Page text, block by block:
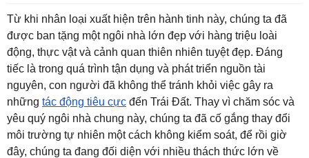
Từ khi nhân loại xuất hiện trên hành tinh này, chúng ta đã
được ban tặng một ngôi nhà lớn đẹp với hàng triệu loài
động, thực vật và cảnh quan thiên nhiên tuyệt đẹp. Đáng
tiếc là trong quá trình tận dụng và phát triển nguồn tài
nguyên, con người đã không thể tránh khỏi việc gây ra
những tác động tiêu cực đến Trái Đất. Thay vì chăm sóc và
yêu quý ngôi nhà chung này, chúng ta đã cố gắng thay đổi
môi trường tự nhiên một cách không kiểm soát, để rồi giờ
đây, chúng ta đang đối diện với nhiều thách thức lớn về